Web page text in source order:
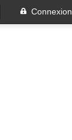
Connexion